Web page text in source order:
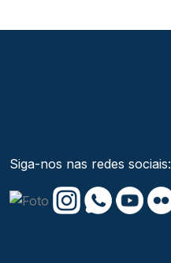
Siga-nos nas redes sociais: